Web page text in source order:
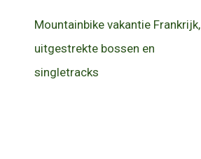
Mountainbike vakantie Frankrijk,
uitgestrekte bossen en
singletracks